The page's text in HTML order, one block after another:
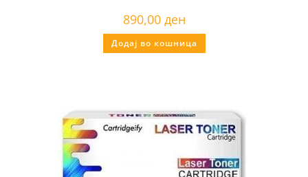
890,00 ден
Додај во кошница